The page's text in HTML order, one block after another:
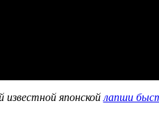
известной японской лапши